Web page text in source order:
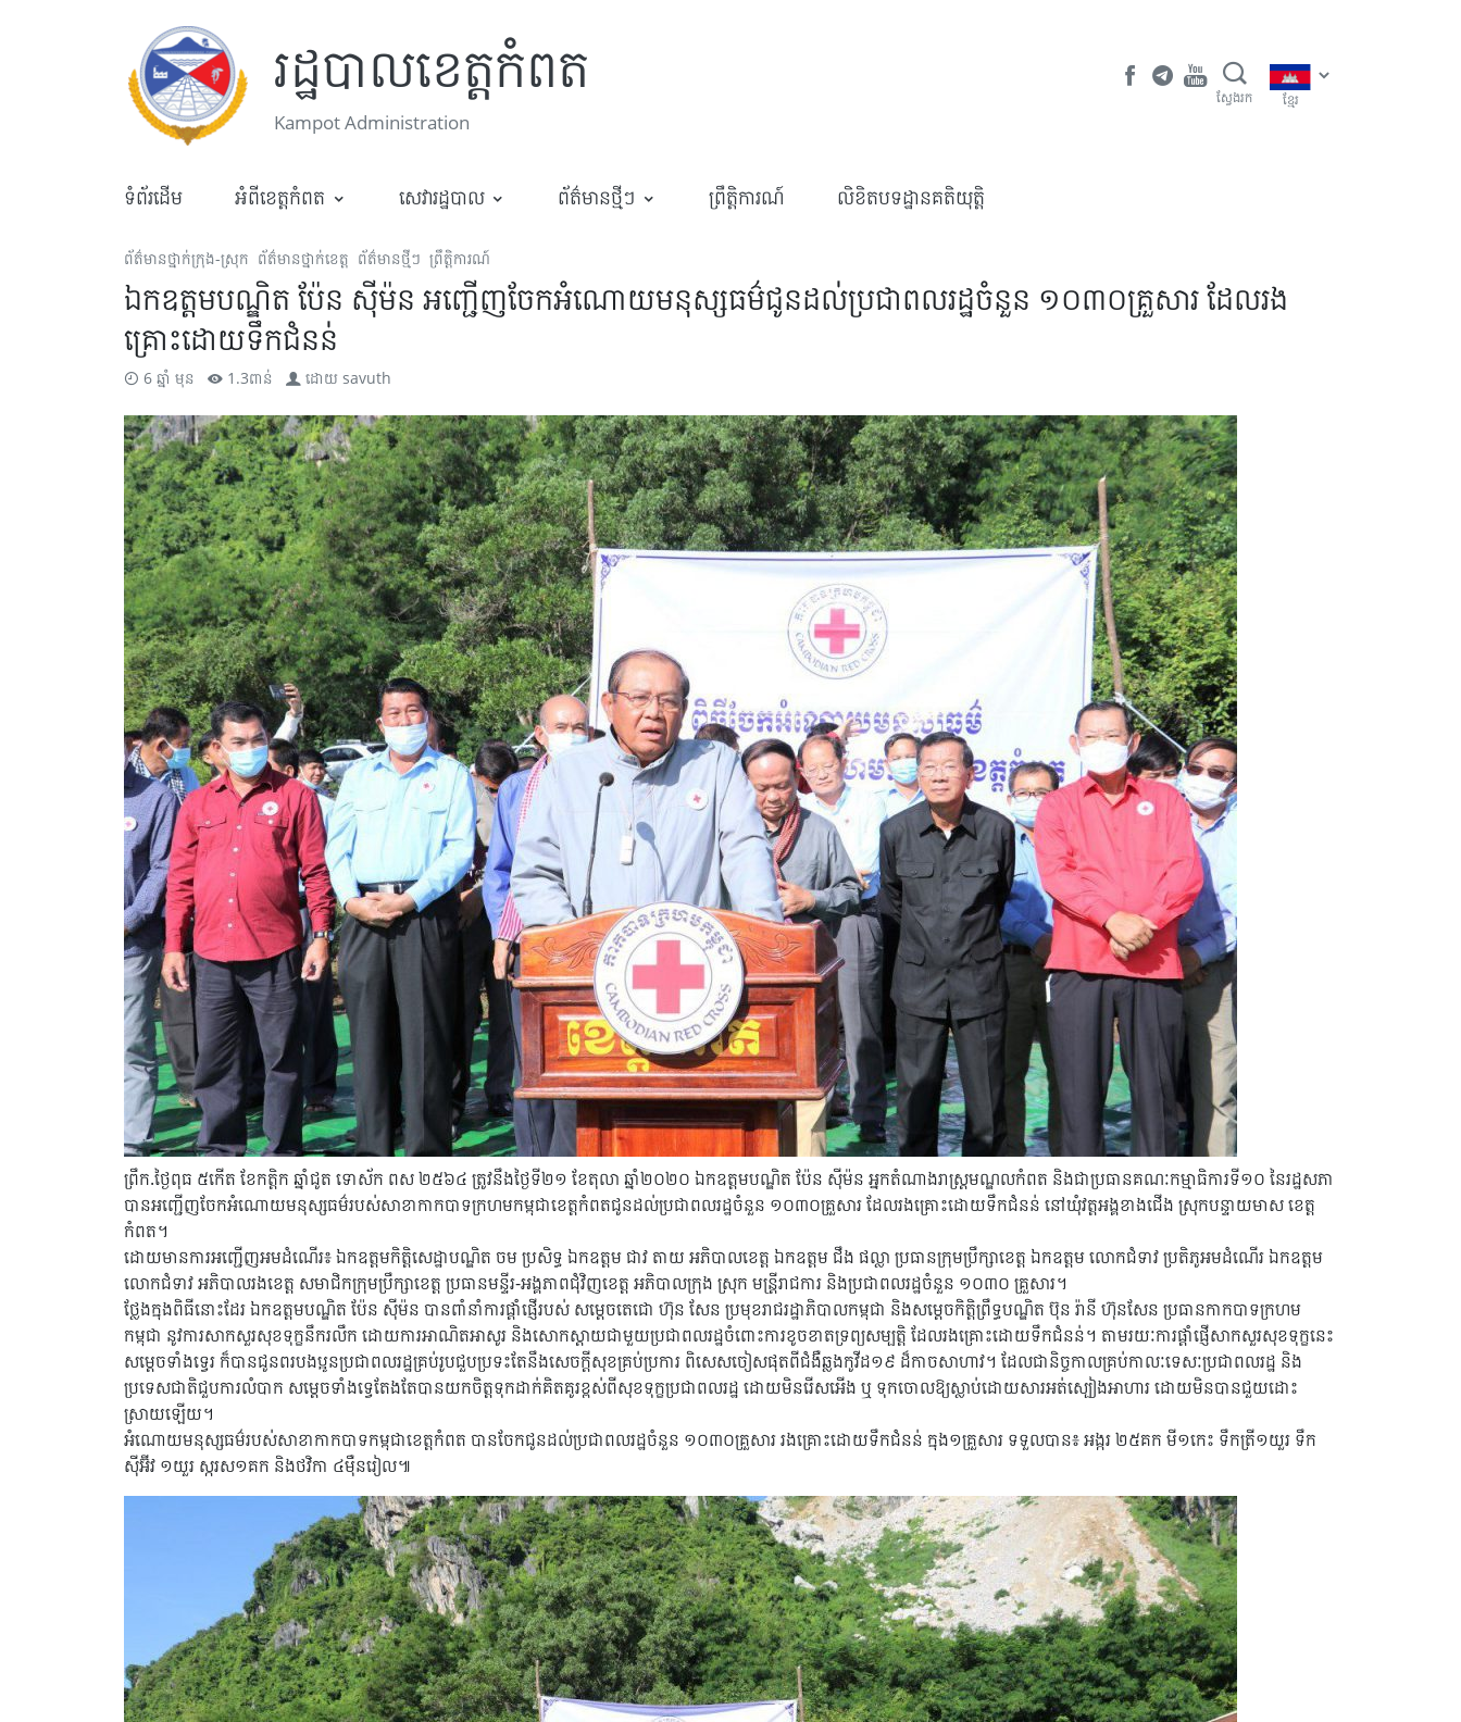
រដ្ឋបាលខេត្តកំពត
Kampot Administration
ស្វែងរក ខ្មែរ
ទំព័រដើម អំពីខេត្តកំពត សេវារដ្ឋបាល ព័ត៌មានថ្មីៗ ព្រឹត្តិការណ៍ លិខិតបទដ្ឋានគតិយុត្តិ
ព័ត៌មានថ្នាក់ក្រុង-ស្រុក ព័ត៌មានថ្នាក់ខេត្ត ព័ត៌មានថ្មីៗ ព្រឹត្តិការណ៍
ឯកឧត្តមបណ្ឌិត ប៉ែន ស៊ីម៉ន អញ្ជើញចែកអំណោយមនុស្សធម៌ជូនដល់ប្រជាពលរដ្ឋចំនួន ១០៣០គ្រួសារ ដែលរង
គ្រោះដោយទឹកជំនន់
6 ឆ្នាំ មុន 1.3ពាន់ ដោយ savuth
ព្រឹក.ថ្ងៃពុធ ៥កើត ខែកត្តិក ឆ្នាំជូត ទោស័ក ពស ២៥៦៤ ត្រូវនឹងថ្ងៃទី២១ ខែតុលា ឆ្នាំ២០២០ ឯកឧត្តម​បណ្ឌិត ប៉ែន ស៊ីម៉ន អ្នកតំណាងរាស្រ្តមណ្ឌលកំពត និងជាប្រធានគណៈកម្មាធិការទី១០ នៃរដ្ឋសភា
បានអញ្ជើញចែកអំណោយមនុស្សធម៌របស់សាខាកាកបាទក្រហមកម្ពុជាខេត្តកំពតជូនដល់ប្រជាពលរដ្ឋចំនួន ១០៣០គ្រួសារ ដែលរងគ្រោះដោយទឹកជំនន់ នៅឃុំវត្តអង្គខាងជើង ស្រុកបន្ទាយមាស ខេត្ត
កំពត។
ដោយមានការអញ្ជើញអមដំណើរ៖ ឯកឧត្តមកិត្តិសេដ្ឋាបណ្ឌិត ចម ប្រសិទ្ធ ឯកឧត្តម ជាវ តាយ អភិបាលខេត្ត ឯកឧត្តម ជឹង ផល្លា ប្រធានក្រុមប្រឹក្សាខេត្ត ឯកឧត្តម លោកជំទាវ ប្រតិភូអមដំណើរ ឯកឧត្តម
លោកជំទាវ អភិបាលរងខេត្ត សមាជិកក្រុមប្រឹក្សាខេត្ត ប្រធានមន្ទីរ-អង្គភាពជុំវិញខេត្ត អភិបាលក្រុង ស្រុក មន្ត្រីរាជការ និងប្រជាពលរដ្ឋចំនួន ១០៣០ គ្រួសារ។
ថ្លែងក្នុងពិធីនោះដែរ ឯកឧត្តមបណ្ឌិត ​ប៉ែន ស៊ីម៉ន បាន​ពាំនាំ​ការផ្ដាំផ្ញើ​របស់ សម្ដេចតេ​ជោ ​ហ៊ុន សែន ប្រមុខ​រាជរដ្ឋាភិបាល​កម្ពុជា និង​សម្តេច​កិត្តិ​ព្រឹទ្ធ​បណ្ឌិត​ ប៊ុន រ៉ានី ហ៊ុនសែន ប្រធាន​កាកបាទក្រហម​
កម្ពុជា នូវការ​សាកសួរ​សុខទុក្ខ​នឹករលឹក ដោយ​ការអាណិតអាសូរ​ និង​សោកស្ដាយ​ជាមួយ​ប្រជាពលរដ្ឋ​ចំពោះ​ការខូចខាត​ទ្រព្យសម្បត្តិ​ ដែល​រងគ្រោះ​ដោយ​ទឹកជំនន់។​ តាមរយៈ​ការ​ផ្តាំផ្ញើ​សាកសួរ​សុខទុក្ខ​នេះ​
សម្ដេច​ទាំង​ទ្វេរ ក៏បាន​ជូនពរ​បងប្អូន​ប្រជាពលរដ្ឋ​គ្រប់រូប​ជួបប្រទះ​តែ​នឹង​សេចក្ដីសុខ​គ្រប់ប្រការ ពិសេស​ចៀស​ផុតពី​ជំងឺឆ្លង​កូ​វីដ​១៩ ដ៏​កាច​សាហាវ​។ ដែលជា​និច្ចកាល​គ្រប់​កាលៈទេសៈ​ប្រជាពលរដ្ឋ​ និង​
ប្រទេសជាតិ​ជួប​ការលំបាក សម្ដេច​​ទាំង​ទ្វេ​តែងតែបាន​យកចិត្តទុកដាក់​គិតគូរ​ខ្ពស់​ពី​សុខទុក្ខ​ប្រជាពលរដ្ឋ ដោយ​មិន​រើសអើង​ ឬ​ ទុកចោល​ឱ្យស្លាប់​ដោយសារ​អត់​ស្បៀងអាហារ ដោយ​មិនបាន​ជួយ​ដោះ
ស្រាយ​ឡើយ​។​
អំណោយមនុស្សធម៌របស់សាខាកាកបាទកម្ពុជាខេត្តកំពត បានចែកជូនដល់ប្រជាពលរដ្ឋចំនួន ១០៣០គ្រួសារ រងគ្រោះដោយទឹកជំនន់ ក្នុង១គ្រួសារ ទទួលបាន៖ អង្ករ ២៥គក មី១កេះ ទឹកត្រី១យួរ ទឹក
ស៊ីអ៊ីវ ១យួរ ស្ករស១គក និងថវិកា ៤ម៉ឺនរៀល៕